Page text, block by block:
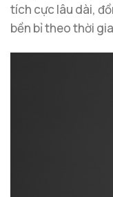
tích cực lâu dài,
bền bỉ theo thời